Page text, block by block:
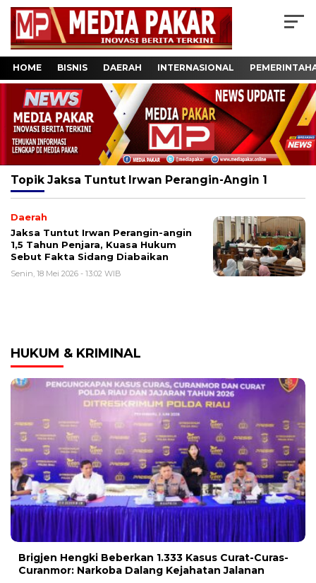
HOME BISNIS DAERAH INTERNASIONAL
Topik Jaksa Tuntut Irwan Perangin-Angin 1
Daerah
Jaksa Tuntut Irwan Perangin-angin
1,5 Tahun Penjara, Kuasa Hukum
Sebut Fakta Sidang Diabaikan
Senin, 18 Mei 2026 - 13:02 WIB
HUKUM & KRIMINAL
Brigjen Hengki Beberkan 1.333 Kasus Curat-Curas-
Curanmor: Narkoba Dalang Kejahatan Jalanan